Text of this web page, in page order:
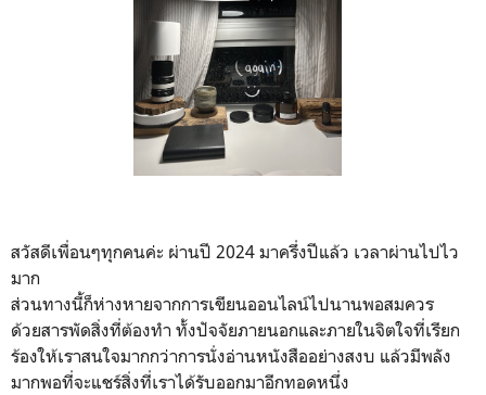
สวัสดีเพื่อนๆทุกคนค่ะ ผ่านปี 2024 มาครึ่งปีแล้ว เวลาผ่านไปไว
มาก
ส่วนทางนี้ก็ห่างหายจากการเขียนออนไลน์ไปนานพอสมควร
ด้วยสารพัดสิ่งที่ต้องทำ ทั้งปัจจัยภายนอกและภายในจิตใจที่เรียก
ร้องให้เราสนใจมากกว่าการนั่งอ่านหนังสืออย่างสงบ แล้วมีพลัง
มากพอที่จะแชร์สิ่งที่เราได้รับออกมาอีกทอดหนึ่ง